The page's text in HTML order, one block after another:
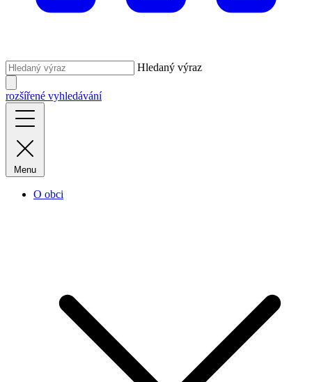
Hledaný výraz
rozšířené vyhledávání
Menu
O obci